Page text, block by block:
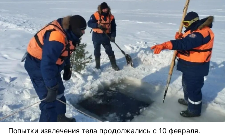
Попытки извлечения тела продолжались с 10 февраля.